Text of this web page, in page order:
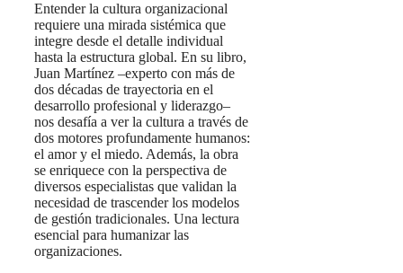
Entender la cultura organizacional
requiere una mirada sistémica que
integre desde el detalle individual
hasta la estructura global. En su libro,
Juan Martínez –experto con más de
dos décadas de trayectoria en el
desarrollo profesional y liderazgo–
nos desafía a ver la cultura a través de
dos motores profundamente humanos:
el amor y el miedo. Además, la obra
se enriquece con la perspectiva de
diversos especialistas que validan la
necesidad de trascender los modelos
de gestión tradicionales. Una lectura
esencial para humanizar las
organizaciones.